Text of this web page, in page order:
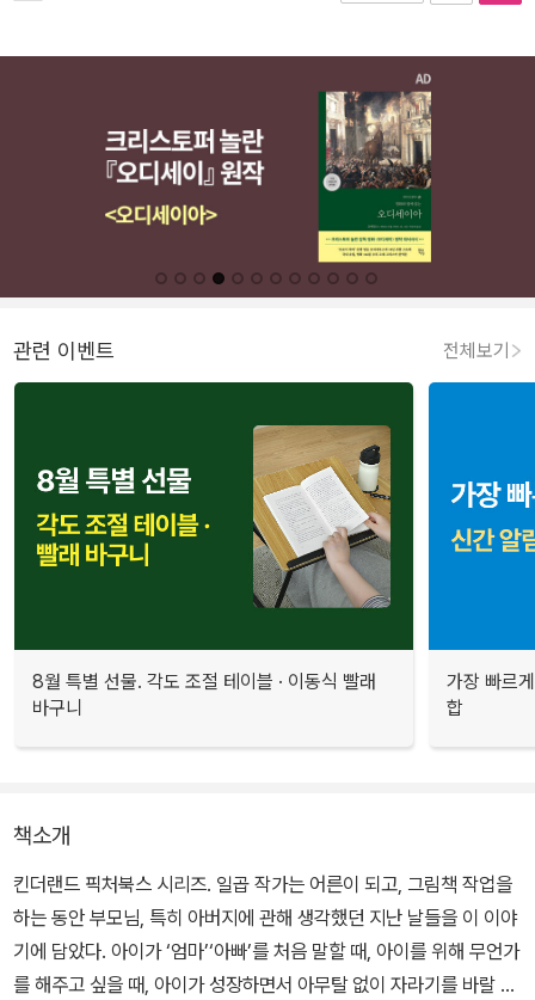
관련 이벤트 전체보기
8월 특별 선물. 각도 조절 테이블 · 이동식 빨래
바구니
가장 빠르
합
책소개
킨더랜드 픽처북스 시리즈. 일곱 작가는 어른이 되고, 그림책 작업을
하는 동안 부모님, 특히 아버지에 관해 생각했던 지난 날들을 이 이야
기에 담았다. 아이가 ‘엄마’‘아빠’를 처음 말할 때, 아이를 위해 무언가
를 해주고 싶을 때, 아이가 성장하면서 아무탈 없이 자라기를 바랄 때,